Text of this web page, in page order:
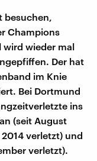
besuchen,
Champions
wird wieder mal
Der hat
im Knie
Bei Dortmund
ins
(seit August
verletzt) und
verletzt).